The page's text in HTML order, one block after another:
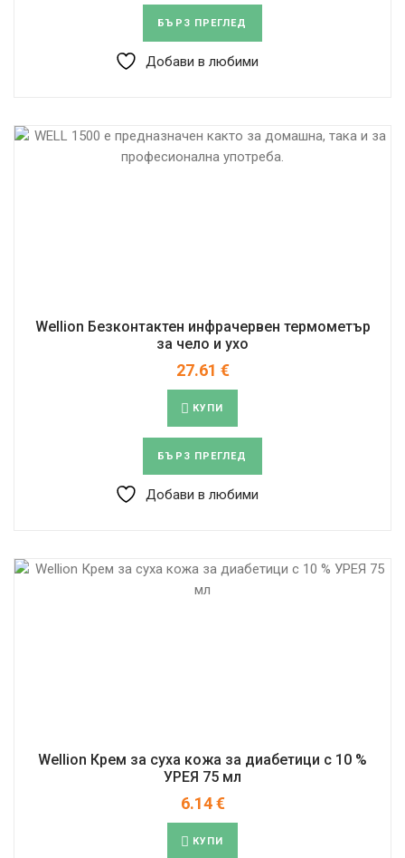
БЪРЗ ПРЕГЛЕД
Добави в любими
Wellion Безконтактен инфрачервен термометър
за чело и ухо
27.61 €
КУПИ
БЪРЗ ПРЕГЛЕД
Добави в любими
Wellion Крем за суха кожа за диабетици с 10 %
УРЕЯ 75 мл
6.14€
КУПИ